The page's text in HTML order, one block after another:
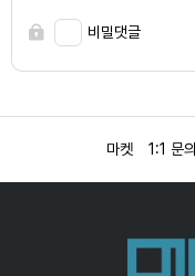
비밀댓글
마켓 1:1 문의